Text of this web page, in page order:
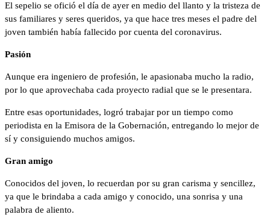
El sepelio se ofició el día de ayer en medio del llanto y la tristeza de
sus familiares y seres queridos, ya que hace tres meses el padre del
joven también había fallecido por cuenta del coronavirus.
Pasión
Aunque era ingeniero de profesión, le apasionaba mucho la radio,
por lo que aprovechaba cada proyecto radial que se le presentara.
Entre esas oportunidades, logró trabajar por un tiempo como
periodista en la Emisora de la Gobernación, entregando lo mejor de
sí y consiguiendo muchos amigos.
Gran amigo
Conocidos del joven, lo recuerdan por su gran carisma y sencillez,
ya que le brindaba a cada amigo y conocido, una sonrisa y una
palabra de aliento.